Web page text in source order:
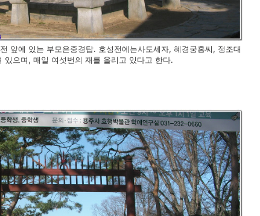
앞에 있는 부모은중경탑. 호성전에는사도세자, 혜경궁홍씨, 정조대
있으며, 매일 여섯번의 재를 올리고 있다고 한다.